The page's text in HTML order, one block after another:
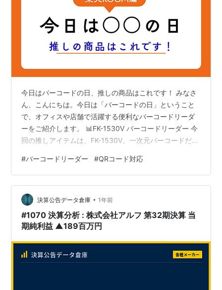
今日はバーコードの日、推しの商品はこれです！ みなさ
ん、こんにちは。今日は「バーコードの日」ということ
で、オフィスや店舗で活躍する便利なバーコードリーダ
ーをご紹介します。 📊FK-1530V バーコードリーダー 今
回の推しアイテムは、FK-1530V。一次元バーコードだけ
えます。高速読み取りで事務作業や在庫管理の効率をぐ
っとアップさせる優れものです。 特徴とおすすめポイン
ト✨ 一次元バーコード＆QRコード対応 USB接続で簡単
に使用可能 高速読み取りで業務効率アップ オフィスや店
舗、在庫管理に最適 パソコン周辺機器として導入しやす
い 購入を…
#バーコードリーダー #QRコード対応
決算公告データ倉庫 • 1年前
#1070 決算分析 : 株式会社アルフ 第32期決算 当
期純利益 ▲189百万円